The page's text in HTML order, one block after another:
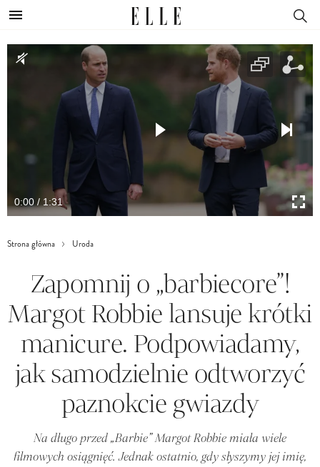
0:00 / 1:31
Strona główna Uroda
Zapomnij o „barbiecore”!
Margot Robbie lansuje krótki
manicure. Podpowiadamy,
jak samodzielnie odtworzyć
paznokcie gwiazdy
Na długo przed „Barbie” Margot Robbie miała wiele
filmowych osiągnięć. Jednak ostatnio, gdy słyszymy jej imię,